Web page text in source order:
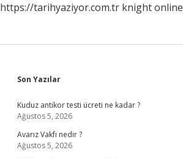
https://tarihyaziyor.com.tr knight online
Sidebar
Son Yazılar
Kuduz antikor testi ücreti ne kadar ?
Ağustos 5, 2026
Avarız Vakfı nedir ?
Ağustos 5, 2026